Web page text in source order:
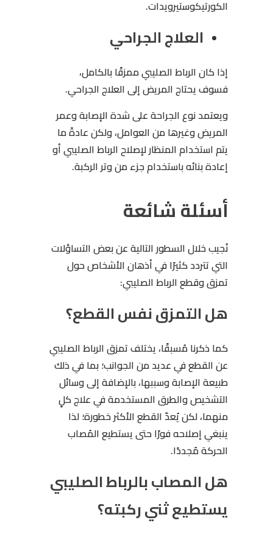
الكورتيكوستيرويدات.
العلاج الجراحي
إذا كان الرباط الصليبي ممزقًا بالكامل،
فسوف يحتاج المريض إلى العلاج الجراحي.
ويعتمد نوع الجراحة على شدة الإصابة وعمر
المريض وغيرها من العوامل، ولكن عادةً ما
يتم استخدام المنظار لإصلاح الرباط الصليبي أو
إعادة بنائه باستخدام جزء من وتر الركبة.
أسئلة شائعة
نُجيب خلال السطور التالية عن بعض التساؤلات
التي تتردد كثيرًا في أذهان الأشخاص حول
تمزق وقطع الرباط الصليبي:
هل التمزق نفس القطع؟
كما ذكرنا مُسبقًا، يختلف تمزق الرباط الصليبي
عن القطع في عديد من الجوانب؛ بما في ذلك
طبيعة الإصابة وسببها، بالإضافة إلى وسائل
التشخيص والطرق المستخدمة في علاج كلٍ
منهما، لكن يُعدّ القطع الأكثر خطورة؛ لذا
ينبغي إصلاحه فورًا حتى يستطيع المُصاب
الحركة مُجددًا.
هل المصاب بالرباط الصليبي
يستطيع ثني ركبته؟